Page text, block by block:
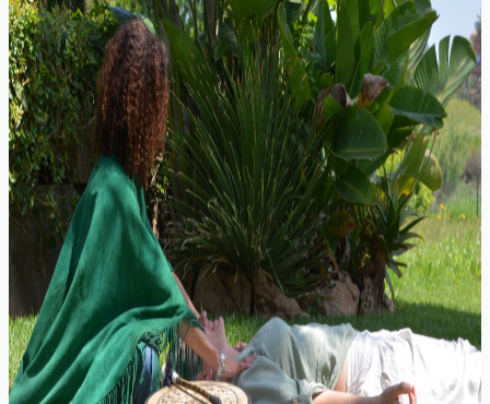
Need to pause ? Take time for your Self in the heart of the Blue
Pearl — a sanctuary of healing practices rooted in nature, creativity
and ancient wisdom. Rejuvenate your body and quiet your mind
with yoga and meditation — in nature, at my place or at your hotel
when possible. Boost your vitality and deeply reconnect with
yourself through forest bathing (sylvotherapy). Explore your inner
world through art therapy and intuitive creative expression.
Harmonize your energy and restore balance through Reiki and
energy healing. Release hidden blockages through shamanic and
sacred feminine healing. Book your session and let nature_including
your own_ do the rest. Breathe. Release. Flourish. More about me
on www.chaouniya.com ---------- Besoin de détente ? Prenez le
temps de vous ressourcer au cœur de la Perle Bleue — un
sanctuaire de pratiques de bien-être ancrées dans la nature, la
créativité et la sagesse ancestrale. Revitalisez votre corps et apaisez
votre esprit avec le yoga et la méditation — en pleine nature, chez
moi ou à votre hôtel, selon les possibilités. Boostez votre vitalité et
reconnectez-vous profondément à vous-même grâce aux bains de
forêt (sylvothérapie). Explorez votre monde intérieur à travers l'art-
thérapie et l'expression créative intuitive. Harmonisez votre énergie